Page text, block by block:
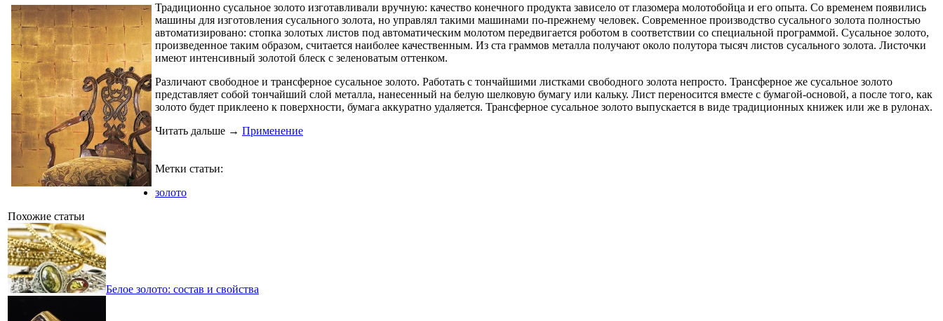
Традиционно сусальное золото изготавливали вручную: качество конечного продукта зависело от глазомера молотобойца и его опыта. Со временем появились
машины для изготовления сусального золота, но управлял такими машинами по-прежнему человек. Современное производство сусального золота полностью
автоматизировано: стопка золотых листов под автоматическим молотом передвигается роботом в соответствии со специальной программой. Сусальное золото,
произведенное таким образом, считается наиболее качественным. Из ста граммов металла получают около полутора тысяч листов сусального золота. Листочки
имеют интенсивный золотой блеск с зеленоватым оттенком.
Различают свободное и трансферное сусальное золото. Работать с тончайшими листками свободного золота непросто. Трансферное же сусальное золото
представляет собой тончайший слой металла, нанесенный на белую шелковую бумагу или кальку. Лист переносится вместе с бумагой-основой, а после того, как
золото будет приклеено к поверхности, бумага аккуратно удаляется. Трансферное сусальное золото выпускается в виде традиционных книжек или же в рулонах.
Читать дальше → Применение
Метки статьи:
золото
Похожие статьи
Белое золото: состав и свойства